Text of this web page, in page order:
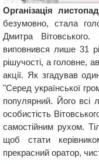
Організація
безумовно, стала
Дмитра
виповнився лише 31
рішучості, а головне,
акції. Як згадував
"Серед української
популярний. Його
особистість
самостійним рухом.
щоб стати
прекрасний оратор,